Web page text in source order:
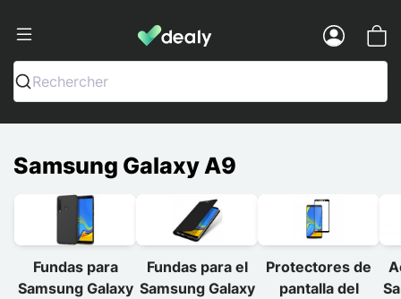
Dealy - Fundas y accesorios para
Rechercher
Samsung Galaxy A9
Fundas para
Samsung Galaxy
Fundas para el
Samsung Galaxy
Protectores de
pantalla del